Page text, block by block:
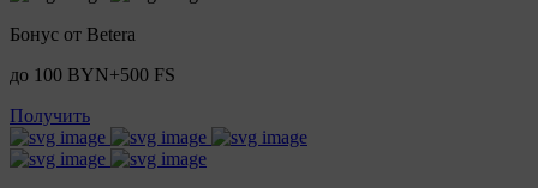
Бонус от Betera
до 100 BYN+500 FS
Получить